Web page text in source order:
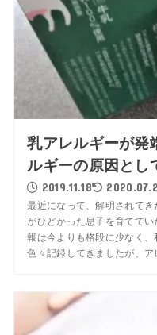
乳アレルギーが発
ルギーの原因とし
2019.11.18
最近になって、解明されて
がひどかった息子を育てて
報は今よりも格段に少なく、
色々記録してきましたが、ア